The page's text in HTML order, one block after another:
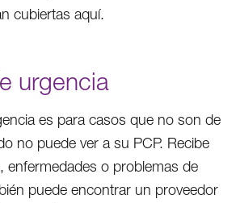
cubiertas aquí.
urgencia
es para casos que no son de
no puede ver a su PCP. Recibe
enfermedades o problemas de
puede encontrar un proveedor